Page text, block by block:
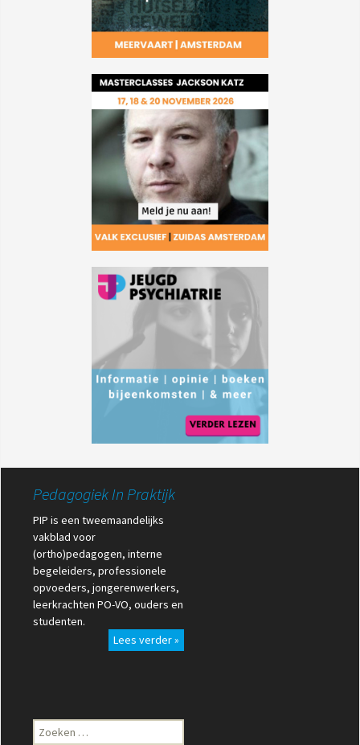
Pedagogiek In Praktijk
PIP is een tweemaandelijks
vakblad voor
(ortho)pedagogen, interne
begeleiders, professionele
opvoeders, jongerenwerkers,
leerkrachten PO-VO, ouders en
studenten.
Lees verder »
Zoeken